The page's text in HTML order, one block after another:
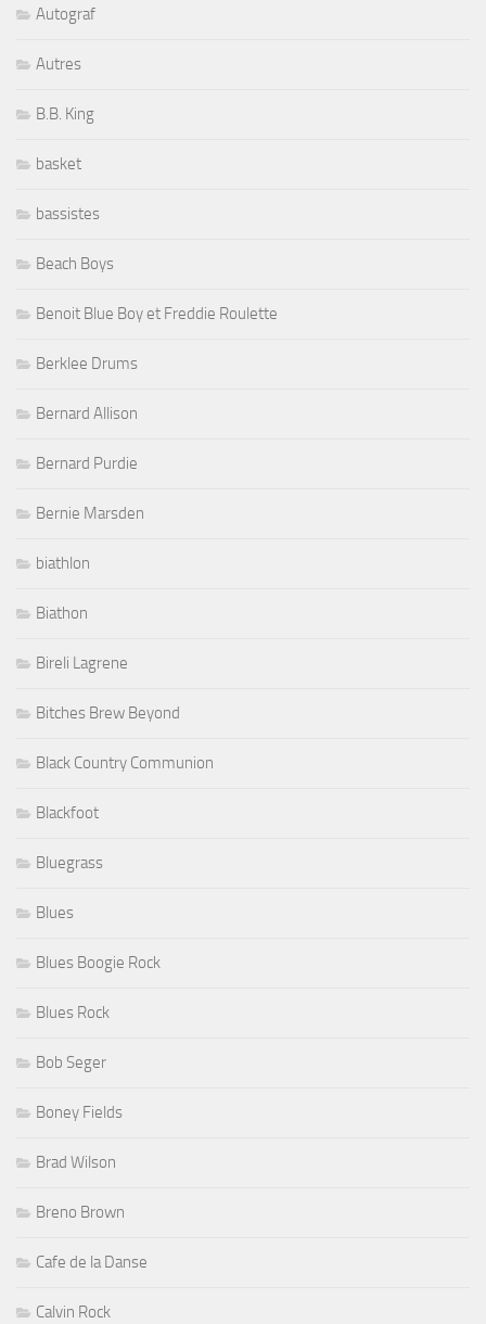
Autograf
Autres
B.B. King
basket
bassistes
Beach Boys
Benoit Blue Boy et Freddie Roulette
Berklee Drums
Bernard Allison
Bernard Purdie
Bernie Marsden
biathlon
Biathon
Bireli Lagrene
Bitches Brew Beyond
Black Country Communion
Blackfoot
Bluegrass
Blues
Blues Boogie Rock
Blues Rock
Bob Seger
Boney Fields
Brad Wilson
Breno Brown
Cafe de la Danse
Calvin Rock